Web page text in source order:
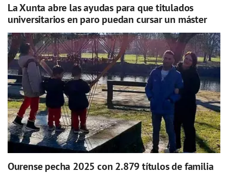
La Xunta abre las ayudas para que titulados
universitarios en paro puedan cursar un máster
Ourense pecha 2025 con 2.879 títulos de familia